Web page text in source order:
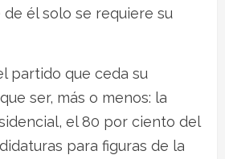
él solo se requiere su
partido que ceda su
ser, más o menos: la
el 80 por ciento del
para figuras de la